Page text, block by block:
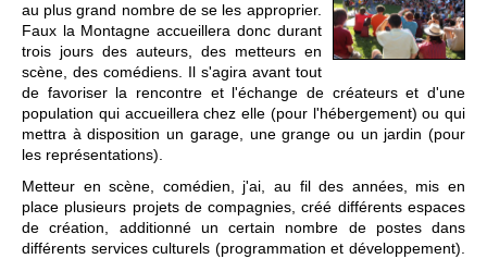
au plus grand nombre de se les approprier.
Faux la Montagne accueillera donc durant
trois jours des auteurs, des metteurs en
scène, des comédiens. Il s'agira avant tout
de favoriser la rencontre et l'échange de créateurs et d'une
population qui accueillera chez elle (pour l'hébergement) ou qui
mettra à disposition un garage, une grange ou un jardin (pour
les représentations).
Metteur en scène, comédien, j'ai, au fil des années, mis en
place plusieurs projets de compagnies, créé différents espaces
de création, additionné un certain nombre de postes dans
différents services culturels (programmation et développement).